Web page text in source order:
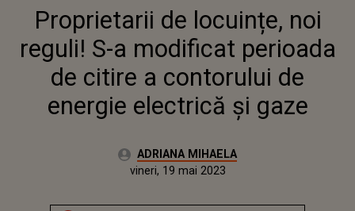
S-A MODIFICAT PERIOADA DE CITIRE A
CONTORULUI DE ENERGIE ELECTRICĂ ȘI
GAZE
Proprietarii de locuințe, noi
reguli! S-a modificat perioada
de citire a contorului de
energie electrică și gaze
Autor:ADRIANA MIHAELA
Actualizat:
vineri, 19 mai 2023